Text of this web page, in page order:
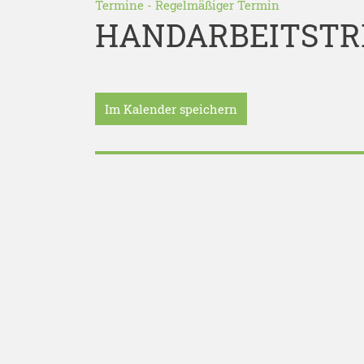
Termine - Regelmäßiger Termin
Im Kalender speichern